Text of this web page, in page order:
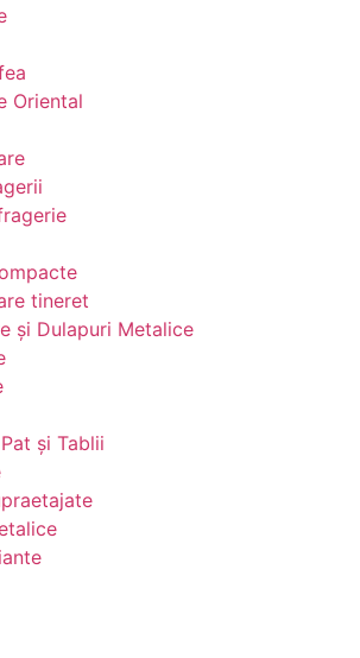
Oriental
tineret
și Dulapuri Metalice
și Tablii